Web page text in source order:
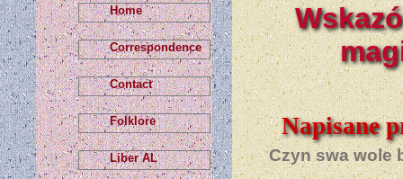
Home
Correspondence
Contact
Folklore
Liber AL
Napisane
Czyn swa wole